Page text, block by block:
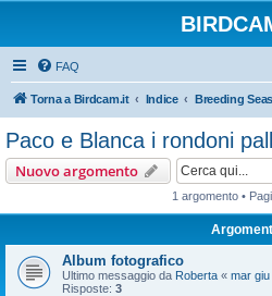
FAQ
Torna a Birdcam.it Indice Breeding
Paco e Blanca i rondoni
Nuovo argomento
1 argomento •
Album fotografico
Ultimo messaggio da Roberta « mar giu
Risposte: 3